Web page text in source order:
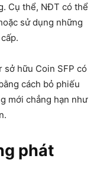
Cụ thể, NĐT có thể
sử dụng những
hữu Coin SFP có
cách bỏ phiếu
mới chẳng hạn như
phát